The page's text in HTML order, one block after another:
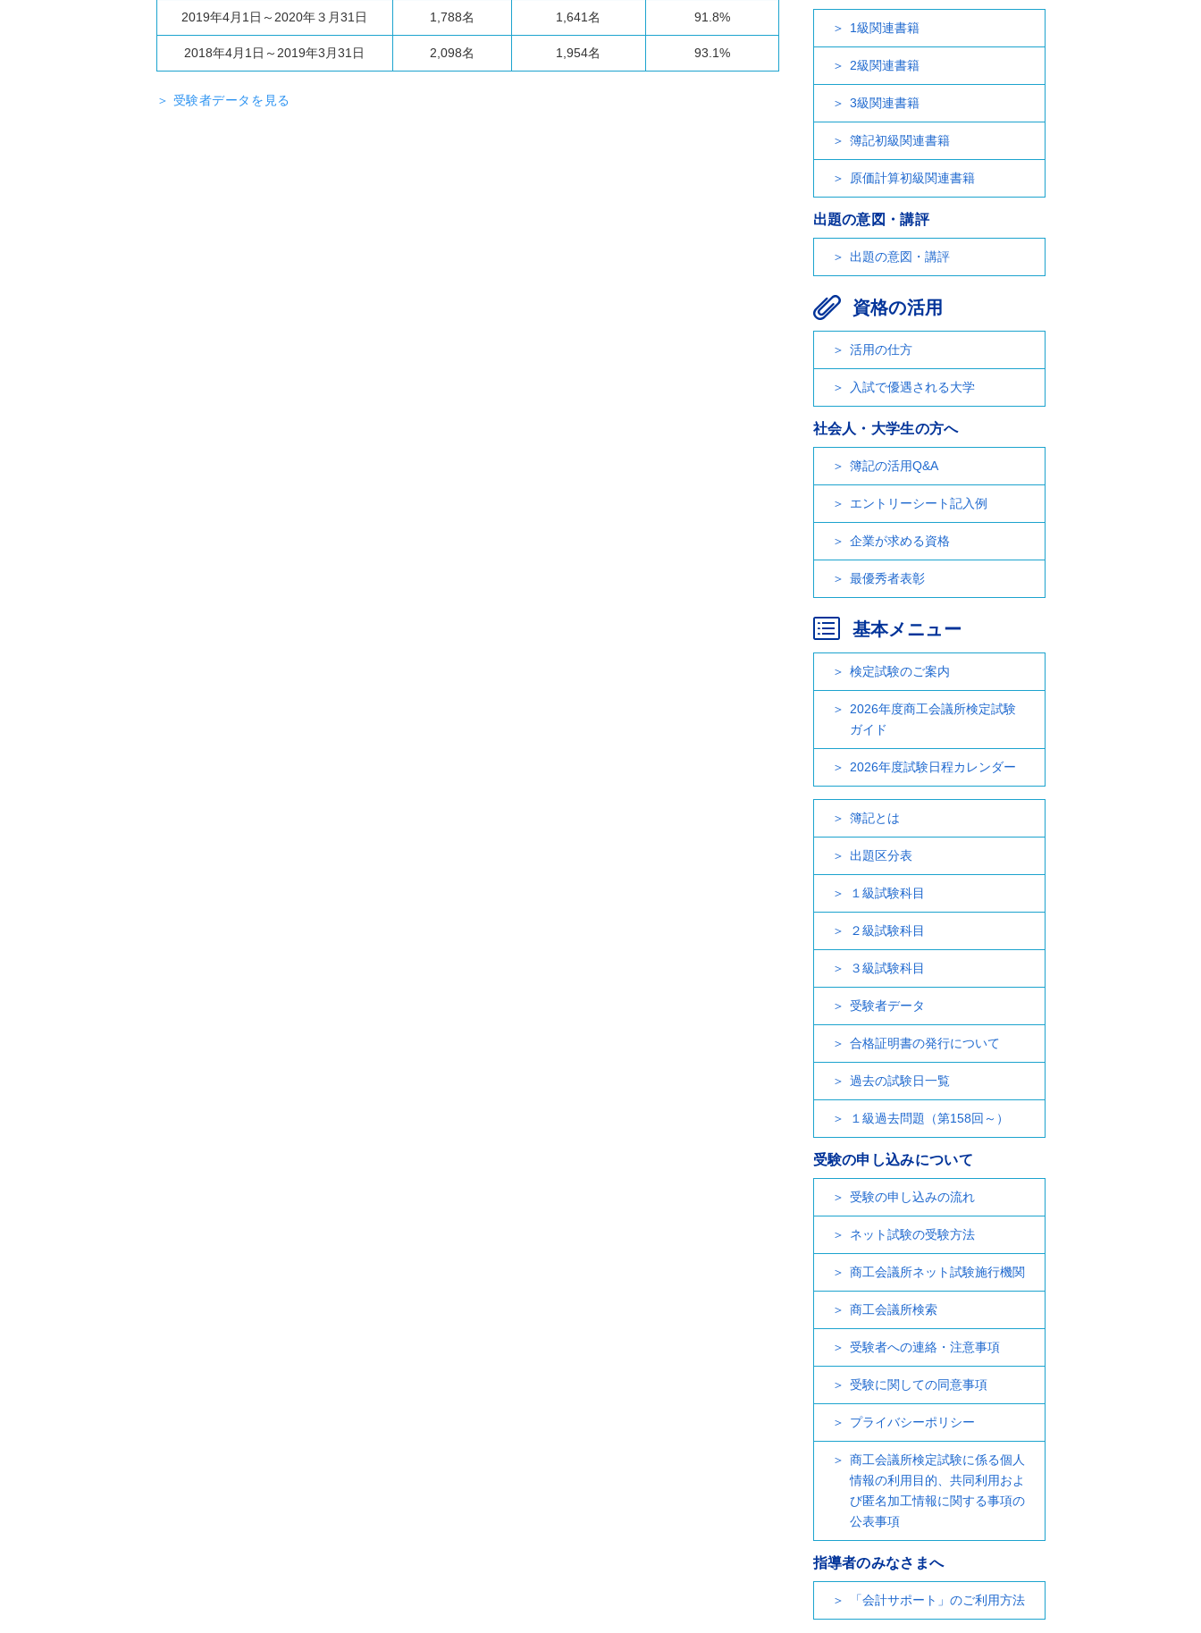
2019年4月1日～2020年３月31日 1,788名 1,641名 91.8%
2018年4月1日～2019年3月31日 2,098名 1,954名 93.1%
＞ 受験者データを見る
1級関連書籍
2級関連書籍
3級関連書籍
簿記初級関連書籍
原価計算初級関連書籍
出題の意図・講評
出題の意図・講評
資格の活用
活用の仕方
入試で優遇される大学
社会人・大学生の方へ
簿記の活用Q&A
エントリーシート記入例
企業が求める資格
最優秀者表彰
基本メニュー
検定試験のご案内
2026年度商工会議所検定試験
ガイド
2026年度試験日程カレンダー
簿記とは
出題区分表
１級試験科目
２級試験科目
３級試験科目
受験者データ
合格証明書の発行について
過去の試験日一覧
１級過去問題（第158回～）
受験の申し込みについて
受験の申し込みの流れ
ネット試験の受験方法
商工会議所ネット試験施行機関
商工会議所検索
受験者への連絡・注意事項
受験に関しての同意事項
プライバシーポリシー
商工会議所検定試験に係る個人
情報の利用目的、共同利用およ
び匿名加工情報に関する事項の
公表事項
指導者のみなさまへ
「会計サポート」のご利用方法